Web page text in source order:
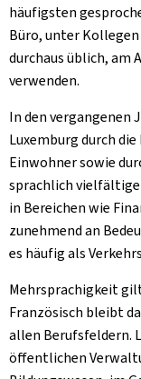
häufigsten
Büro, unter Kollegen
durchaus üblich, am
verwenden.
In den vergangenen
Luxemburg durch
Einwohner sowie
sprachlich
in Bereichen wie
zunehmend an
es häufig als
Mehrsprachigkeit
Französisch bleibt
allen Berufsfeldern.
öffentlichen